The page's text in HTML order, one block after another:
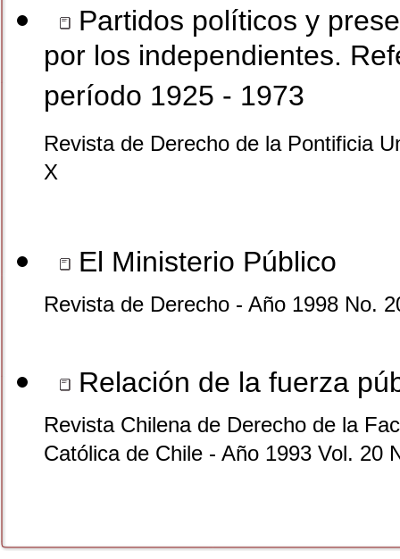
Partidos políticos y
por los independientes.
período 1925 - 1973
Revista de Derecho de la Pontificia
X
El Ministerio Público
Revista de Derecho - Año 1998 No.
Relación de la fuerza
Revista Chilena de Derecho de la
Católica de Chile - Año 1993 Vol. 20